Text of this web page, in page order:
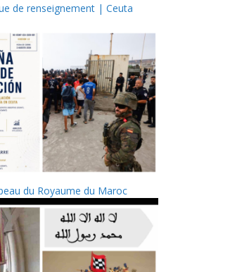
de renseignement | Ceuta
du Royaume du Maroc